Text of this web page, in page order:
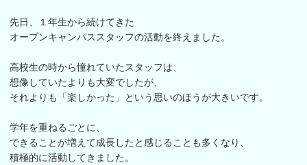
先日、１年生から続けてきた
オープンキャンパススタッフの活動を終えました。
高校生の時から憧れていたスタッフは、
想像していたよりも大変でしたが、
それよりも「楽しかった」という思いのほうが大きいです。
学年を重ねるごとに、
できることが増えて成長したと感じることも多くなり、
積極的に活動してきました。